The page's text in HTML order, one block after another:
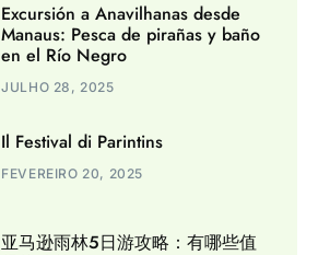
Excursión a Anavilhanas desde
Manaus: Pesca de pirañas y baño
en el Río Negro
JULHO 28, 2025
Il Festival di Parintins
FEVEREIRO 20, 2025
亚马逊雨林5日游攻略：有哪些值